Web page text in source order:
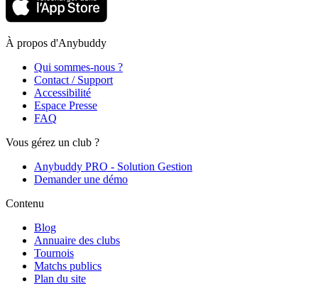
À propos d'Anybuddy
Qui sommes-nous ?
Contact / Support
Accessibilité
Espace Presse
FAQ
Vous gérez un club ?
Anybuddy PRO - Solution Gestion
Demander une démo
Contenu
Blog
Annuaire des clubs
Tournois
Matchs publics
Plan du site